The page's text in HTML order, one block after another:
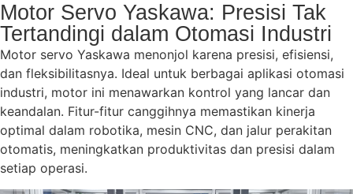
Motor Servo Yaskawa: Presisi Tak
Tertandingi dalam Otomasi Industri
Motor servo Yaskawa menonjol karena presisi, efisiensi,
dan fleksibilitasnya. Ideal untuk berbagai aplikasi otomasi
industri, motor ini menawarkan kontrol yang lancar dan
keandalan. Fitur-fitur canggihnya memastikan kinerja
optimal dalam robotika, mesin CNC, dan jalur perakitan
otomatis, meningkatkan produktivitas dan presisi dalam
setiap operasi.